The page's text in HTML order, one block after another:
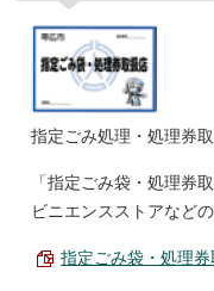
指定ごみ処理・処理券
「指定ごみ袋・処理券
ビニエンスストアなど
指定ごみ袋・処理券